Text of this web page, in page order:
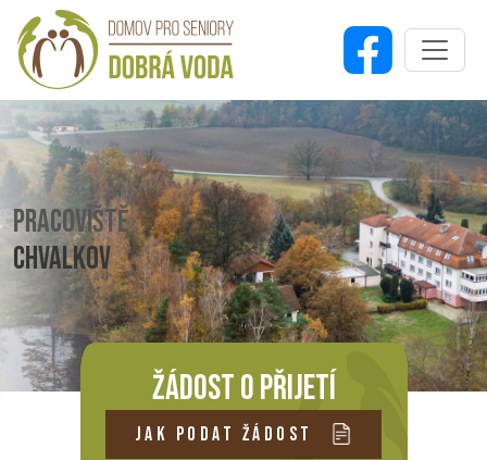
PRACOVIŠTĚ
CHVALKOV
ŽÁDOST O PŘIJETÍ
JAK PODAT ŽÁDOST